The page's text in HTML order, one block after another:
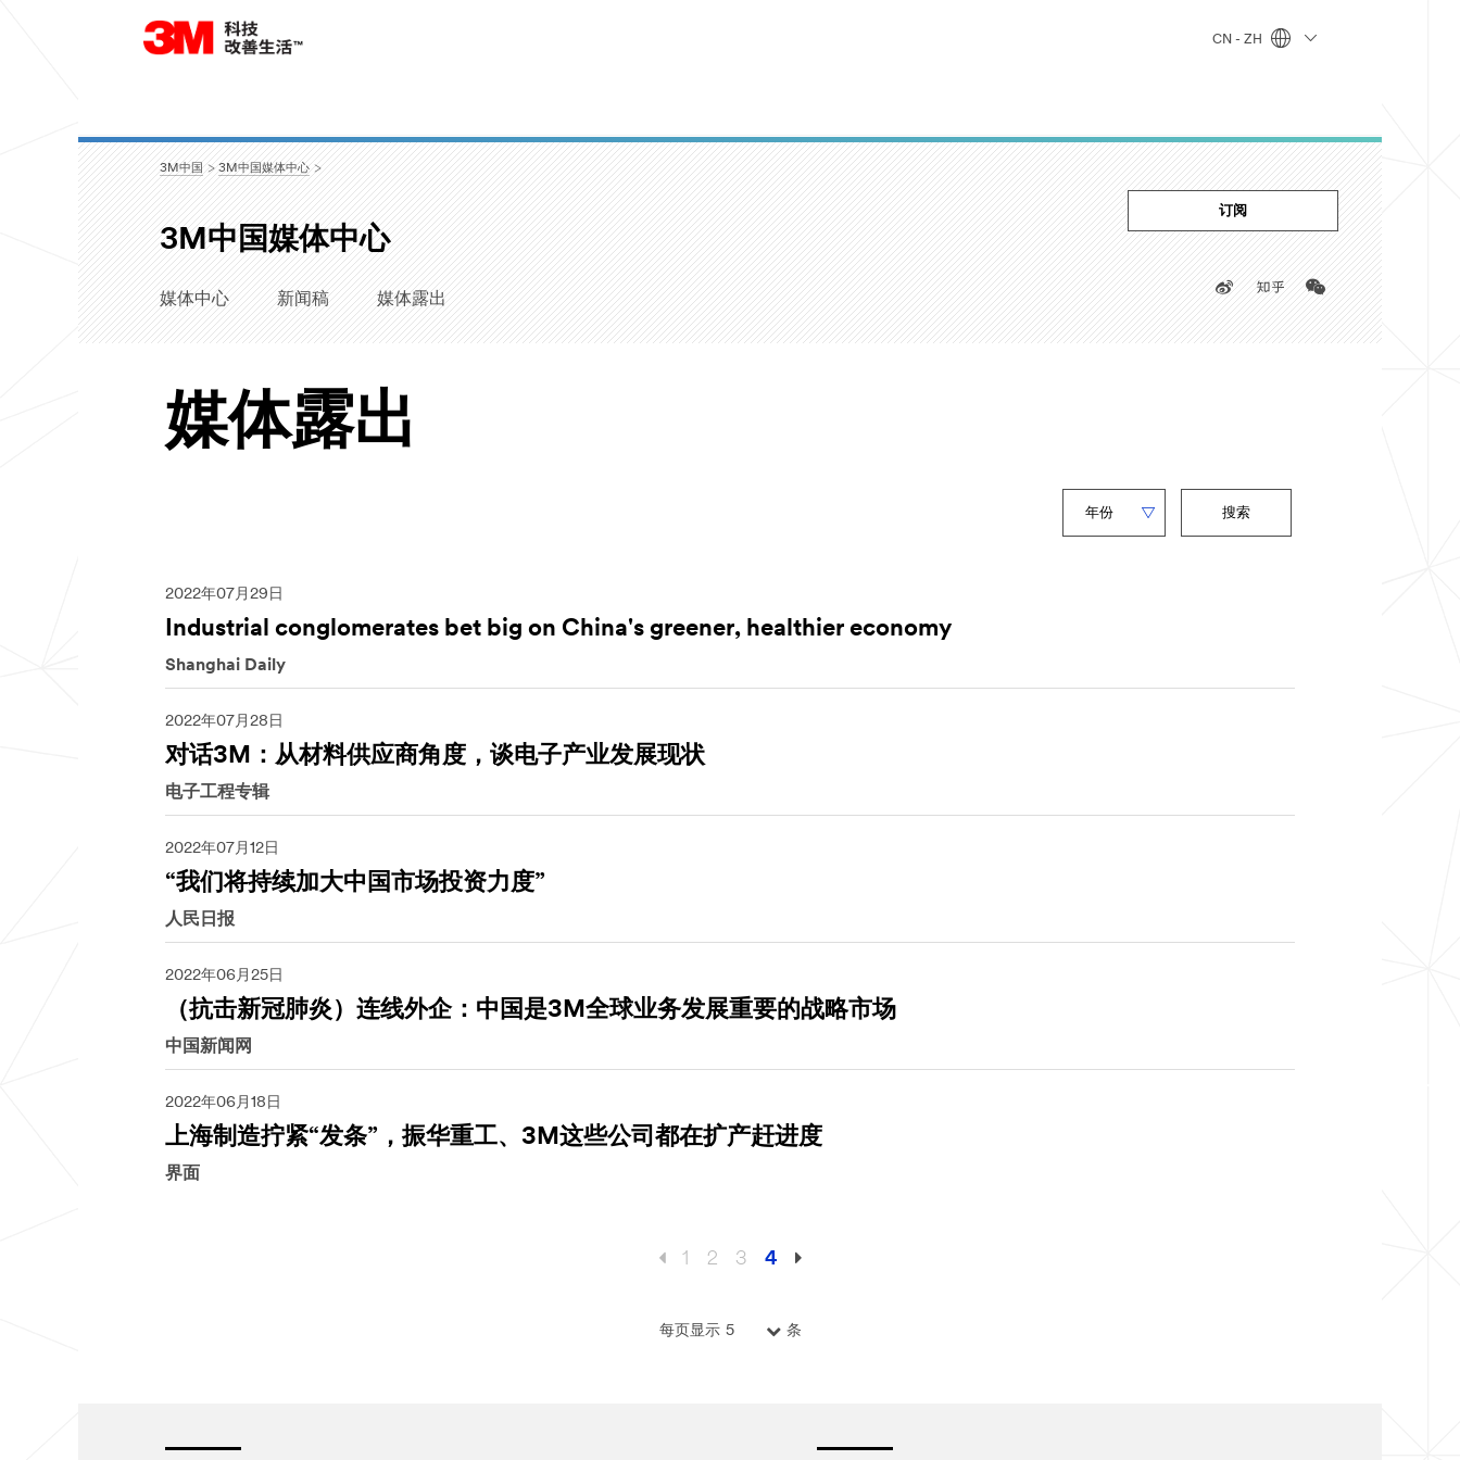
CN - ZH
3M中国 3M中国媒体中心
3M中国媒体中心
媒体中心 新闻稿 媒体露出
订阅
WeiboZhihuWeChat
媒体露出
字
搜索
2022年07月29日
Industrial conglomerates bet big on China's greener, healthier economy
Shanghai Daily
2022年07月28日
对话3M：从材料供应商角度，谈电子产业发展现状
电子工程专辑
2022年07月12日
“我们将持续加大中国市场投资力度”
人民日报
2022年06月25日
（抗击新冠肺炎）连线外企：中国是3M全球业务发展重要的战略市场
中国新闻网
2022年06月18日
上海制造拧紧“发条”，振华重工、3M这些公司都在扩产赶进度
界面
每页显示 5 条
1 2 3 4